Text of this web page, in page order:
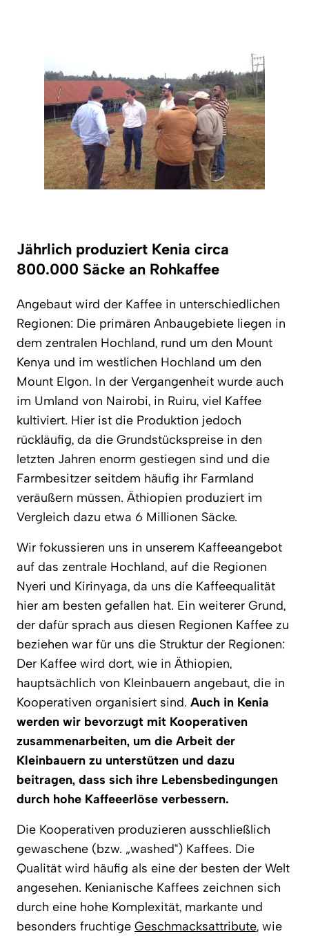
Jährlich produziert Kenia circa
800.000 Säcke an Rohkaffee
Angebaut wird der Kaffee in unterschiedlichen
Regionen: Die primären Anbaugebiete liegen in
dem zentralen Hochland, rund um den Mount
Kenya und im westlichen Hochland um den
Mount Elgon. In der Vergangenheit wurde auch
im Umland von Nairobi, in Ruiru, viel Kaffee
kultiviert. Hier ist die Produktion jedoch
rückläufig, da die Grundstückspreise in den
letzten Jahren enorm gestiegen sind und die
Farmbesitzer seitdem häufig ihr Farmland
veräußern müssen. Äthiopien produziert im
Vergleich dazu etwa 6 Millionen Säcke.
Wir fokussieren uns in unserem Kaffeeangebot
auf das zentrale Hochland, auf die Regionen
Nyeri und Kirinyaga, da uns die Kaffeequalität
hier am besten gefallen hat. Ein weiterer Grund,
der dafür sprach aus diesen Regionen Kaffee zu
beziehen war für uns die Struktur der Regionen:
Der Kaffee wird dort, wie in Äthiopien,
hauptsächlich von Kleinbauern angebaut, die in
Kooperativen organisiert sind. Auch in Kenia
werden wir bevorzugt mit Kooperativen
zusammenarbeiten, um die Arbeit der
Kleinbauern zu unterstützen und dazu
beitragen, dass sich ihre Lebensbedingungen
durch hohe Kaffeeerlöse verbessern.
Die Kooperativen produzieren ausschließlich
gewaschene (bzw. „washed“) Kaffees. Die
Qualität wird häufig als eine der besten der Welt
angesehen. Kenianische Kaffees zeichnen sich
durch eine hohe Komplexität, markante und
besonders fruchtige Geschmacksattribute, wie